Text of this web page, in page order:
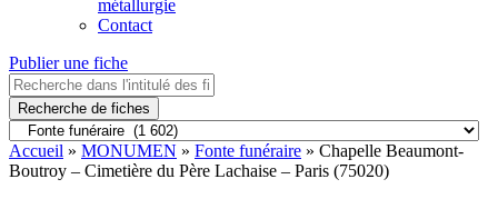
métallurgie
Contact
Publier une fiche
Recherche de fiches
Accueil » MONUMEN » Fonte funéraire » Chapelle Beaumont-
Boutroy – Cimetière du Père Lachaise – Paris (75020)